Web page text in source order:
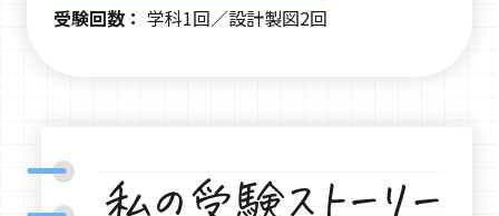
受験回数： 学科1回／設計製図2回